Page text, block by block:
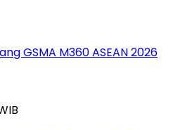
GSMA M360 ASEAN 2026